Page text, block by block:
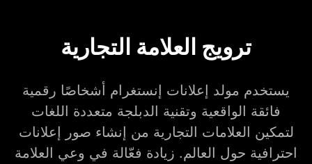
ترويج العلامة التجارية
يستخدم مولد إعلانات إنستغرام أشخاصًا رقمية
فائقة الواقعية وتقنية الدبلجة متعددة اللغات
لتمكين العلامات التجارية من إنشاء صور إعلانات
احترافية حول العالم. زيادة فعّالة في وعي العلامة